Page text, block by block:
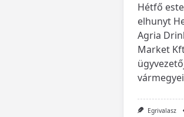
Hétfő
elhunyt
Agria
Market
vármegyei
Egrivalasz